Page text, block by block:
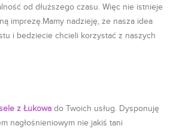
od dłuższego czasu. Więc nie istnieje
imprezę.Mamy nadzieję, że nasza idea
i bedziecie chcieli korzystać z naszych
z Łukowa do Twoich usług. Dysponuję
nagłośnieniowym nie jakiś tani